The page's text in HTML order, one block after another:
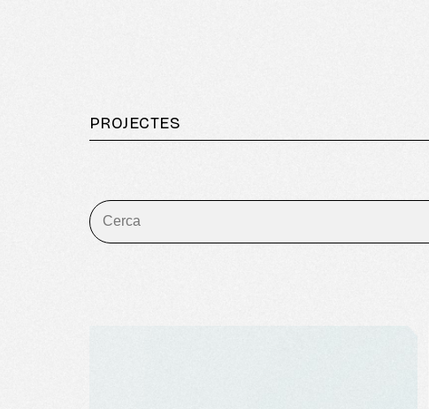
PROJECTES